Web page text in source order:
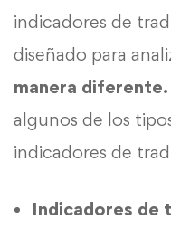
indicadores de
diseñado para
manera diferente.
algunos de los
indicadores de
Indicadores de